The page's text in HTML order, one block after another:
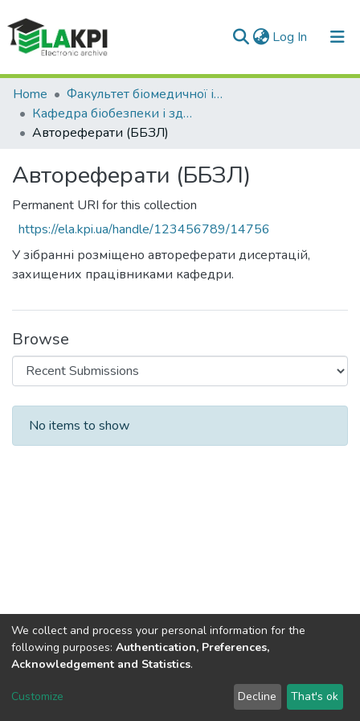
Log In (current)
Communities & Collections
All of DSpace
Home
Факультет біомедичної інженерії (ФБМІ)
Кафедра біобезпеки і здоров'я людини (ББЗЛ)
Автореферати (ББЗЛ)
Автореферати (ББЗЛ)
Permanent URI for this collection
https://ela.kpi.ua/handle/123456789/14756
У зібранні розміщено автореферати дисертацій,
захищених працівниками кафедри.
Browse
Recent Submissions
No items to show
DSpace software copyright © 2002-2026 LYRASIS
Send Feedback
We collect and process your personal information for the
following purposes: Authentication, Preferences,
Acknowledgement and Statistics.
Customize Decline That's ok